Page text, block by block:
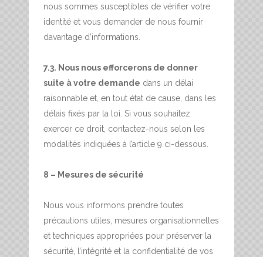
nous sommes susceptibles de vérifier votre
identité et vous demander de nous fournir
davantage d’informations.
7.3. Nous nous efforcerons de donner
suite à votre demande dans un délai
raisonnable et, en tout état de cause, dans les
délais fixés par la loi. Si vous souhaitez
exercer ce droit, contactez-nous selon les
modalités indiquées à l’article 9 ci-dessous.
8 – Mesures de sécurité
Nous vous informons prendre toutes
précautions utiles, mesures organisationnelles
et techniques appropriées pour préserver la
sécurité, l’intégrité et la confidentialité de vos